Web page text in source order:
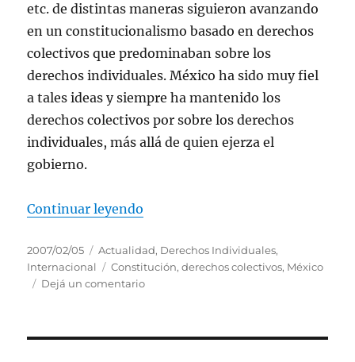
etc. de distintas maneras siguieron avanzando
en un constitucionalismo basado en derechos
colectivos que predominaban sobre los
derechos individuales. México ha sido muy fiel
a tales ideas y siempre ha mantenido los
derechos colectivos por sobre los derechos
individuales, más allá de quien ejerza el
gobierno.
Continuar leyendo
Publicado
el
2007/02/05 Categorías
Actualidad, Derechos Individuales,
Internacional
Etiquetas
Constitución,derechos colectivos, México
Dejá un comentarioen